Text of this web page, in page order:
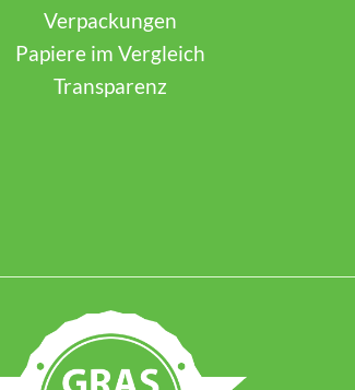
Verpackungen
Papiere im Vergleich
Transparenz